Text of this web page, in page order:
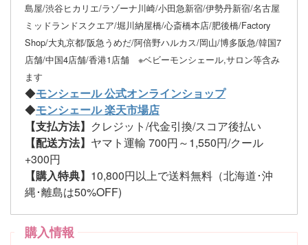
島屋/渋谷ヒカリエ/ラゾーナ川崎/小田急新宿/伊勢丹新宿/名古屋
ミッドランドスクエア/堀川納屋橋/心斎橋本店/肥後橋/Factory
Shop/大丸京都/阪急うめだ/阿倍野ハルカス/岡山/博多阪急/韓国7
店舗/中国4店舗/香港1店舗 ※ベビーモンシェール,サロン等含み
ます
◆モンシェール 公式オンラインショップ
◆モンシェール 楽天市場店
【支払方法】 クレジット/代金引換/スコア後払い
【配送方法】 ヤマト運輸 700円～1,550円/クール
+300円
【購入特典】 10,800円以上で送料無料（北海道･沖
縄･離島は50%OFF)
購入情報